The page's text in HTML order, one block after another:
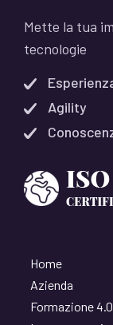
Mette la tua
tecnologie
Agility
Home
Azienda
Formazione 4.0